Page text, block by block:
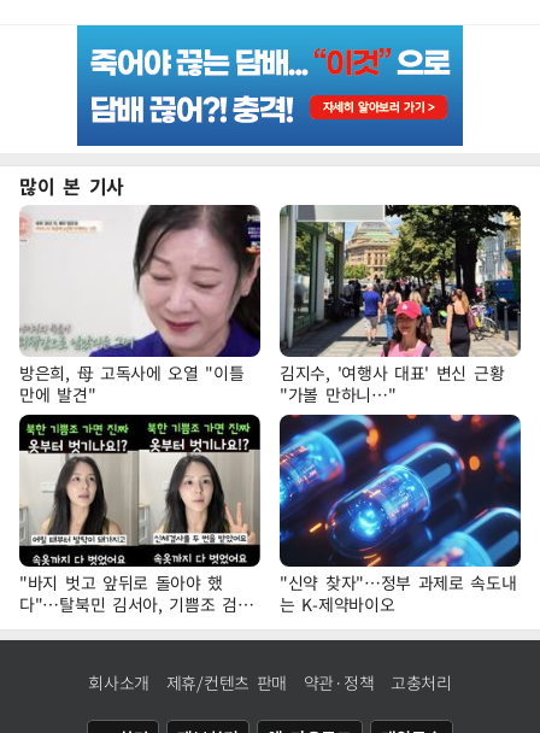
많이 본 기사
방은희, 母 고독사에 오열 "이틀
만에 발견"
김지수, '여행사 대표' 변신 근황
"가볼 만하니…"
"바지 벗고 앞뒤로 돌아야 했
다"…탈북민 김서아, 기쁨조 검사
수치심 회상
"신약 찾자"…정부 과제로 속도내
는 K-제약바이오
회사소개 제휴/컨텐츠 판매 약관·정책 고충처리